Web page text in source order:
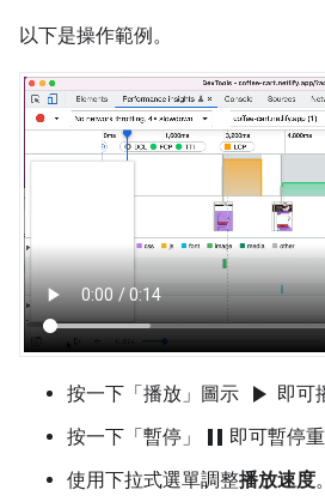
以下是操作範例。
按一下「播放」 圖示 play_arrow 即可
按一下「暫停」
pause 即可暫停重
使用下拉式選單調整播放速度。